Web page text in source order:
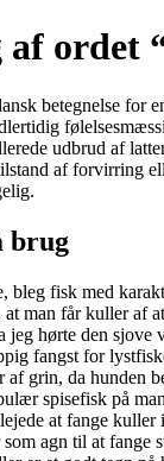
af ordet
betegnelse for
udbrud af
af forvirring
brug
bleg fisk med
man får kuller af
jeg hørte den sjove
fangst for
grin, da hunden
spisefisk på
at fange kuller
agn til at fange